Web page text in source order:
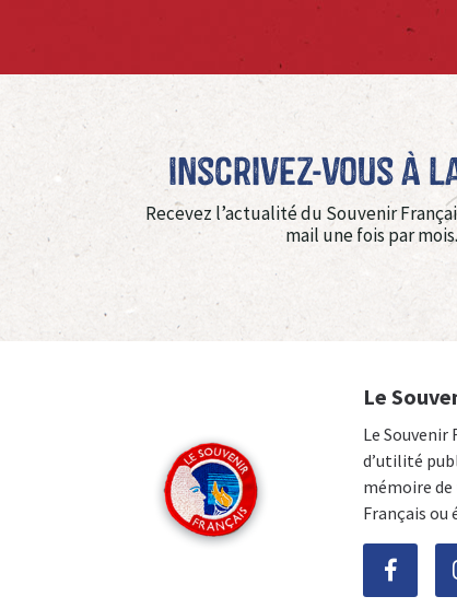
Inscrivez-vous à
Recevez l’actualité du Souvenir
mail une fois par mois.
Le
Le Souvenir
d’utilité
mémoire de
Français ou